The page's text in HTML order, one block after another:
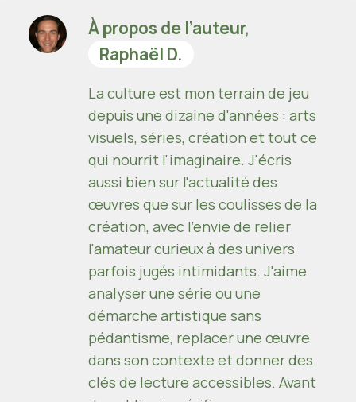
À propos de l’auteur,
Raphaël D.
La culture est mon terrain de jeu
depuis une dizaine d'années : arts
visuels, séries, création et tout ce
qui nourrit l'imaginaire. J'écris
aussi bien sur l'actualité des
œuvres que sur les coulisses de la
création, avec l'envie de relier
l'amateur curieux à des univers
parfois jugés intimidants. J'aime
analyser une série ou une
démarche artistique sans
pédantisme, replacer une œuvre
dans son contexte et donner des
clés de lecture accessibles. Avant